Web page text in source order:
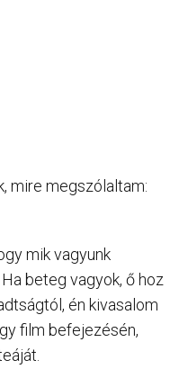
mire megszólaltam:
mik vagyunk
beteg vagyok, ő hoz
én kivasalom
film befejezésén,